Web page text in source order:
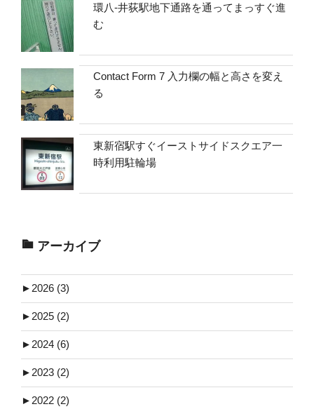
環八-井荻駅地下通路を通ってまっすぐ進
む
Contact Form 7 入力欄の幅と高さを変え
る
東新宿駅すぐイーストサイドスクエア一
時利用駐輪場
アーカイブ
► 2026 (3)
► 2025 (2)
► 2024 (6)
► 2023 (2)
► 2022 (2)